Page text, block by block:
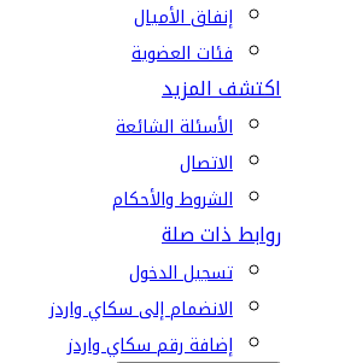
إنفاق الأميال
فئات العضوية
اكتشف المزيد
الأسئلة الشائعة
الاتصال
الشروط والأحكام
روابط ذات صلة
تسجيل الدخول
الانضمام إلى سكاي واردز
إضافة رقم سكاي واردز